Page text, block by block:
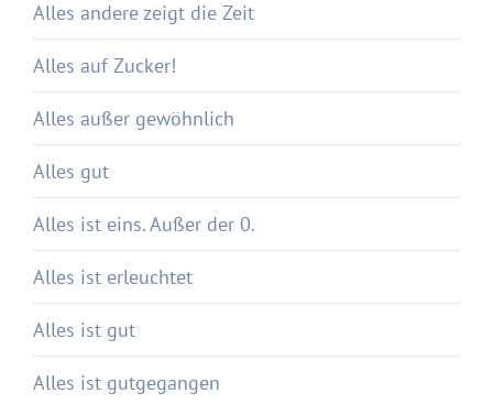
Alles andere zeigt die Zeit
Alles auf Zucker!
Alles außer gewöhnlich
Alles gut
Alles ist eins. Außer der 0.
Alles ist erleuchtet
Alles ist gut
Alles ist gutgegangen